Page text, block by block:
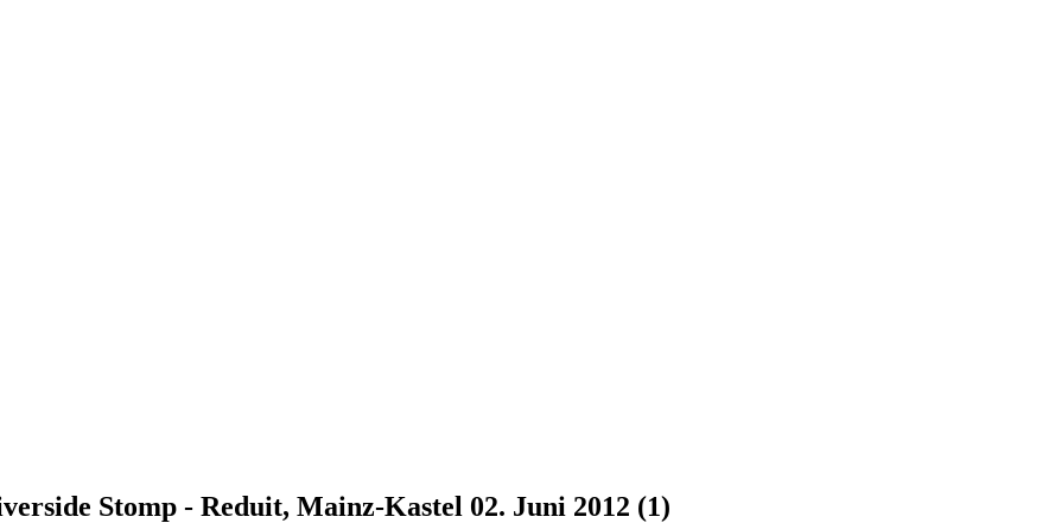
Stomp - Reduit, Mainz-Kastel 02. Juni 2012 (1)